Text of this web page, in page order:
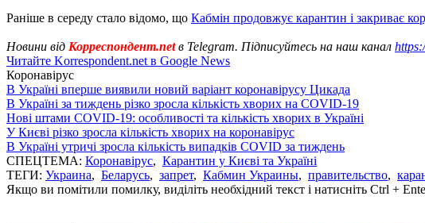
Раніше в середу стало відомо, що Кабмін продовжує карантин і закриває
Новини від Корреспондент.netв Telegram. Підписуйтесь на наш канал
Читайте Korrespondent.net в Google News
Коронавірус
В Україні вперше виявили новий варіант коронавірусу Цикада
В Україні за тиждень різко зросла кількість хворих на COVID-19
Нові штами COVID-19: особливості та кількість хворих в Україні
У Києві різко зросла кількість хворих на коронавірус
В Україні утричі зросла кількість випадків COVID за тиждень
СПЕЦТЕМА: Коронавірус, Карантин у Києві та Україні
ТЕГИ: Украина, Беларусь, запрет, Кабмин Украины, правительство,
Якщо ви помітили помилку, виділіть необхідний текст і натисніть Ctrl +